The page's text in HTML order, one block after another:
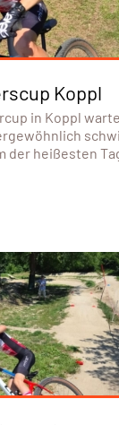
Koppl
in Koppl
der heißesten